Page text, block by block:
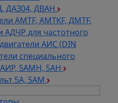
ДАЗ04, ДВАН
AMTF, AMTKF, ДMTF,
АДЧР для частотного
АИС (DIN
специального
5АМН, 5АН
5А, 5АМ